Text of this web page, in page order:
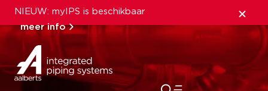
NIEUW: myIPS is beschikbaar
meer info
sluiten